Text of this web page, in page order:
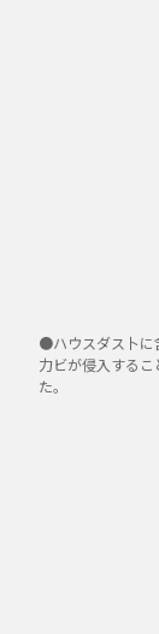
●ハウスダス卜に
力ビが侵入するこ
た。